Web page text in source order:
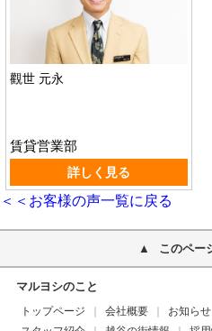
觀世 元永
賃貸営業部
詳しく見る
＜＜お客様の声一覧に戻る
このペー
マルヨシのこと
トップページ 会社概要 お知ら